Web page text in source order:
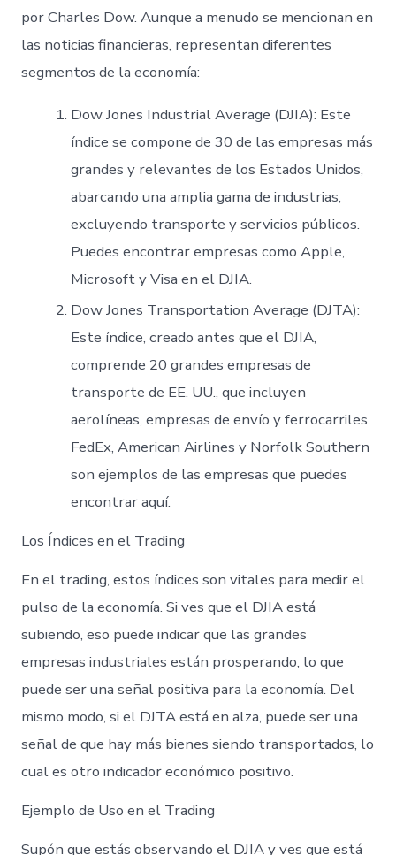
por Charles Dow. Aunque a menudo se mencionan en
las noticias financieras, representan diferentes
segmentos de la economía:
Dow Jones Industrial Average (DJIA): Este
índice se compone de 30 de las empresas más
grandes y relevantes de los Estados Unidos,
abarcando una amplia gama de industrias,
excluyendo transporte y servicios públicos.
Puedes encontrar empresas como Apple,
Microsoft y Visa en el DJIA.
Dow Jones Transportation Average (DJTA):
Este índice, creado antes que el DJIA,
comprende 20 grandes empresas de
transporte de EE. UU., que incluyen
aerolíneas, empresas de envío y ferrocarriles.
FedEx, American Airlines y Norfolk Southern
son ejemplos de las empresas que puedes
encontrar aquí.
Los Índices en el Trading
En el trading, estos índices son vitales para medir el
pulso de la economía. Si ves que el DJIA está
subiendo, eso puede indicar que las grandes
empresas industriales están prosperando, lo que
puede ser una señal positiva para la economía. Del
mismo modo, si el DJTA está en alza, puede ser una
señal de que hay más bienes siendo transportados, lo
cual es otro indicador económico positivo.
Ejemplo de Uso en el Trading
Supón que estás observando el DJIA y ves que está